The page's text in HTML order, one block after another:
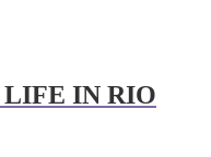
IN RIO